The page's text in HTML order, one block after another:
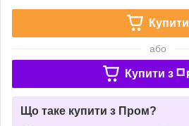
Купити
або
Купити з
Що таке купити з Пром?